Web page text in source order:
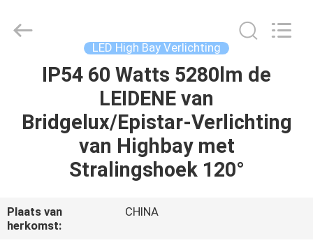
HUIS
PRODUCTEN
VIDEO'S
OVER
ONS
Co.,Ltd..
LED High Bay Verlichting
IP54 60 Watts 5280lm de
LEIDENE van
Bridgelux/Epistar-Verlichting
van Highbay met
Stralingshoek 120°
Plaats van
herkomst:
CHINA